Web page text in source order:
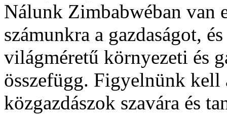
Nálunk Zimbabwéban van
számunkra a gazdaságot,
világméretű környezeti és
összefügg. Figyelnünk
közgazdászok szavára és